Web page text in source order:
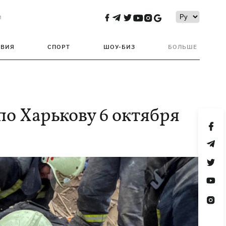
СПОРТ ШОУ-БИЗ БОЛЬШЕ
Харькову 6 октября